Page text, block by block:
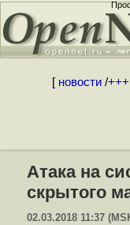
[ новости/+++
Атака на
скрытого
02.03.2018 11:37